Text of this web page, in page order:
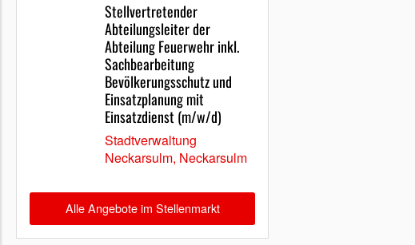
Stellvertretender
Abteilungsleiter der
Abteilung Feuerwehr inkl.
Sachbearbeitung
Bevölkerungsschutz und
Einsatzplanung mit
Einsatzdienst (m/w/d)
Stadtverwaltung
Neckarsulm, Neckarsulm
Alle Angebote im Stellenmarkt